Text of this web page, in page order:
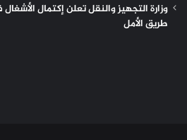
وزارة التجهيز والنقل تعلن إكتمال
طريق الأمل